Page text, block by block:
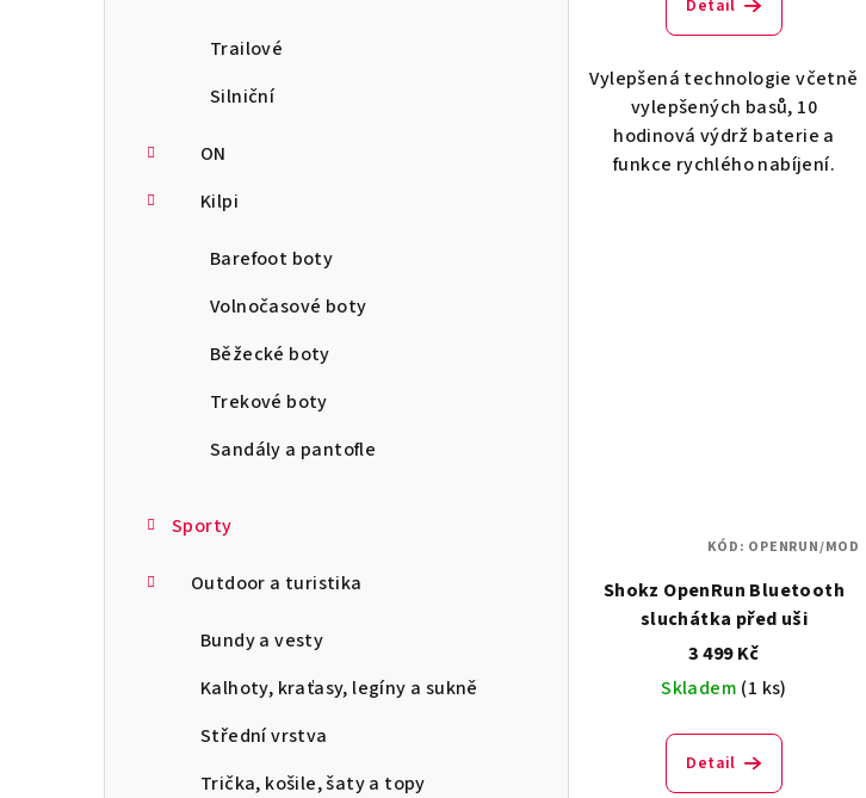
Trailové
Silniční
ON
Kilpi
Barefoot boty
Volnočasové boty
Běžecké boty
Trekové boty
Sandály a pantofle
Sporty
Outdoor a turistika
Bundy a vesty
Kalhoty, kraťasy, legíny a sukně
Střední vrstva
Trička, košile, šaty a topy
t
Detail
Vylepšená technologie včetně
vylepšených basů, 10
hodinová výdrž baterie a
funkce rychlého nabíjení.
Shokz OpenRun Bluetooth
sluchátka před uši
3 499 Kč
Skladem (1 ks)
Detail
KÓD: OPENRUN/MOD